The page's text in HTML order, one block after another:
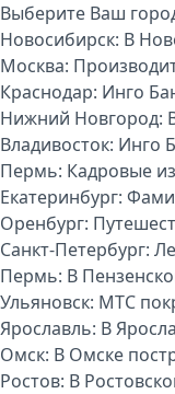
Выберите Ваш
Новосибирск: В
Москва:
Краснодар: Инго
Нижний Новгород:
Владивосток: Инго
Пермь: Кадровые
Екатеринбург:
Оренбург:
Санкт-Петербург:
Пермь: В
Ульяновск: МТС
Ярославль: В
Омск: В Омске
Ростов: В